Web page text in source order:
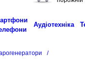
Аудіотехніка
/